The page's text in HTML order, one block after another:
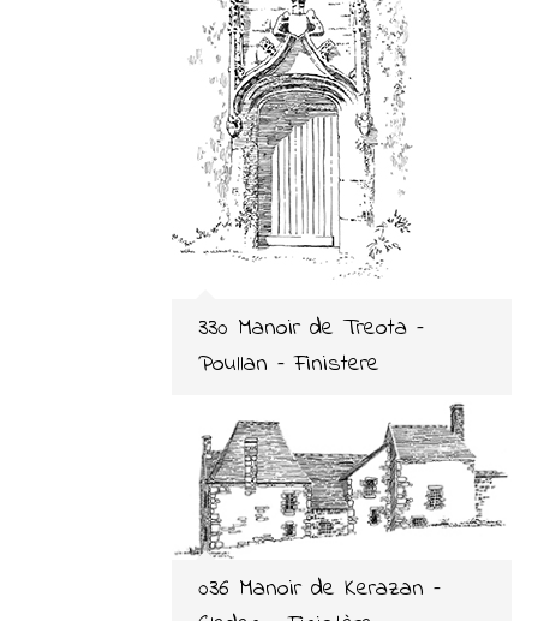
330 Manoir de Treota –
Poullan – Finistere
036 Manoir de Kerazan –